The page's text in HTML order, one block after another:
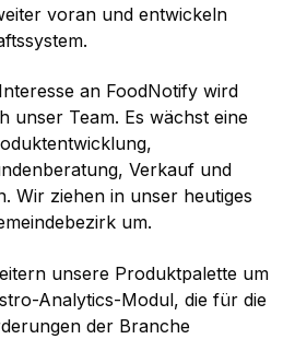
voran und entwickeln
an FoodNotify wird
unser Team. Es wächst eine
Verkauf und
Wir ziehen in unser heutiges
um.
unsere Produktpalette um
Analytics-Modul, die für die
der Branche